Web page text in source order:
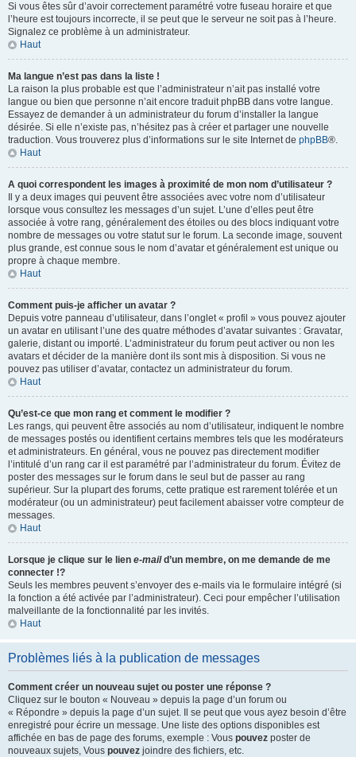
Si vous êtes sûr d’avoir correctement paramétré votre fuseau horaire et que
l’heure est toujours incorrecte, il se peut que le serveur ne soit pas à l’heure.
Signalez ce problème à un administrateur.
Haut
Ma langue n’est pas dans la liste !
La raison la plus probable est que l’administrateur n’ait pas installé votre
langue ou bien que personne n’ait encore traduit phpBB dans votre langue.
Essayez de demander à un administrateur du forum d’installer la langue
désirée. Si elle n’existe pas, n’hésitez pas à créer et partager une nouvelle
traduction. Vous trouverez plus d’informations sur le site Internet de phpBB®.
Haut
A quoi correspondent les images à proximité de mon nom d’utilisateur ?
Il y a deux images qui peuvent être associées avec votre nom d’utilisateur
lorsque vous consultez les messages d’un sujet. L’une d’elles peut être
associée à votre rang, généralement des étoiles ou des blocs indiquant votre
nombre de messages ou votre statut sur le forum. La seconde image, souvent
plus grande, est connue sous le nom d’avatar et généralement est unique ou
propre à chaque membre.
Haut
Comment puis-je afficher un avatar ?
Depuis votre panneau d’utilisateur, dans l’onglet « profil » vous pouvez ajouter
un avatar en utilisant l’une des quatre méthodes d’avatar suivantes : Gravatar,
galerie, distant ou importé. L’administrateur du forum peut activer ou non les
avatars et décider de la manière dont ils sont mis à disposition. Si vous ne
pouvez pas utiliser d’avatar, contactez un administrateur du forum.
Haut
Qu’est-ce que mon rang et comment le modifier ?
Les rangs, qui peuvent être associés au nom d’utilisateur, indiquent le nombre
de messages postés ou identifient certains membres tels que les modérateurs
et administrateurs. En général, vous ne pouvez pas directement modifier
l’intitulé d’un rang car il est paramétré par l’administrateur du forum. Évitez de
poster des messages sur le forum dans le seul but de passer au rang
supérieur. Sur la plupart des forums, cette pratique est rarement tolérée et un
modérateur (ou un administrateur) peut facilement abaisser votre compteur de
messages.
Haut
Lorsque je clique sur le lien e-maild’un membre, on me demande de me
connecter !?
Seuls les membres peuvent s’envoyer des e-mails via le formulaire intégré (si
la fonction a été activée par l’administrateur). Ceci pour empêcher l’utilisation
malveillante de la fonctionnalité par les invités.
Haut
Problèmes liés à la publication de messages
Comment créer un nouveau sujet ou poster une réponse ?
Cliquez sur le bouton « Nouveau » depuis la page d’un forum ou
« Répondre » depuis la page d’un sujet. Il se peut que vous ayez besoin d’être
enregistré pour écrire un message. Une liste des options disponibles est
affichée en bas de page des forums, exemple : Vous pouvez poster de
nouveaux sujets, Vous pouvez joindre des fichiers, etc.